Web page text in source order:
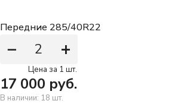
Передние 285/40R22
− +
Цена за 1 шт.
17 000 руб.
В наличии: 18 шт.